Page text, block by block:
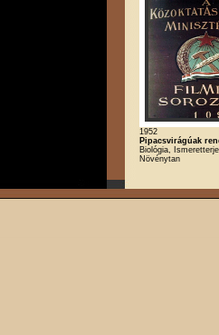
1952
Pipacsvirágúak
Biológia,
Növénytan